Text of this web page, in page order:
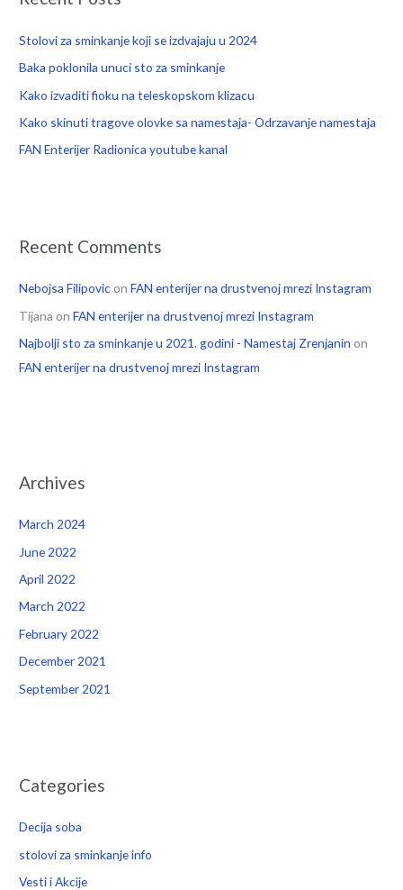
Stolovi za sminkanje koji se izdvajaju u 2024
Baka poklonila unuci sto za sminkanje
Kako izvaditi fioku na teleskopskom klizacu
Kako skinuti tragove olovke sa namestaja- Odrzavanje namestaja
FAN Enterijer Radionica youtube kanal
Recent Comments
Nebojsa Filipovic onFAN enterijer na drustvenoj mrezi Instagram
Tijana onFAN enterijer na drustvenoj mrezi Instagram
Najbolji sto za sminkanje u 2021. godini - Namestaj Zrenjanin on
FAN enterijer na drustvenoj mrezi Instagram
Archives
March 2024
June 2022
April 2022
March 2022
February 2022
December 2021
September 2021
Categories
Decija soba
stolovi za sminkanje info
Vesti i Akcije
r